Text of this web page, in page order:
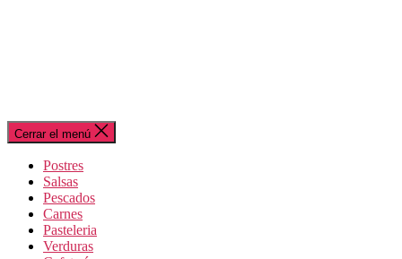
Cerrar el menú
Postres
Salsas
Pescados
Carnes
Pasteleria
Verduras